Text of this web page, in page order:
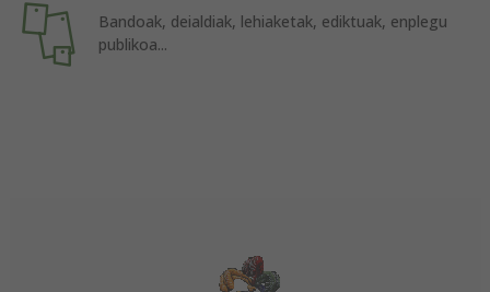
Bandoak, deialdiak, lehiaketak, ediktuak, enplegu
publikoa...